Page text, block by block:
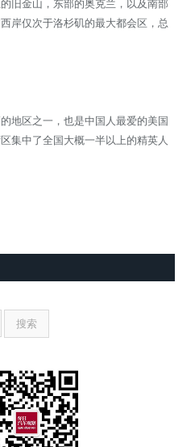
旧金山，东部的奥克兰，以及南部
岸仅次于洛杉矶的最大都会区，总
地区之一，也是中国人最爱的美国
集中了全国大概一半以上的精英人